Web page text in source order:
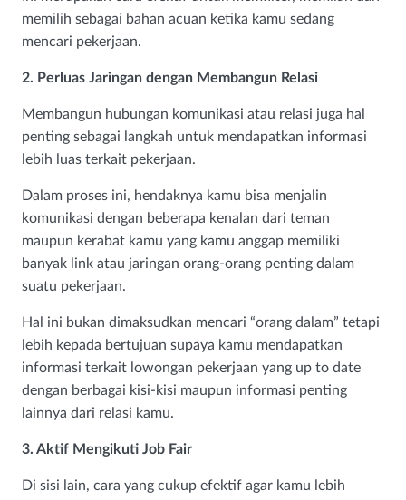
memilih sebagai bahan acuan ketika kamu sedang
mencari pekerjaan.
2. Perluas Jaringan dengan Membangun Relasi
Membangun hubungan komunikasi atau relasi juga hal
penting sebagai langkah untuk mendapatkan informasi
lebih luas terkait pekerjaan.
Dalam proses ini, hendaknya kamu bisa menjalin
komunikasi dengan beberapa kenalan dari teman
maupun kerabat kamu yang kamu anggap memiliki
banyak link atau jaringan orang-orang penting dalam
suatu pekerjaan.
Hal ini bukan dimaksudkan mencari “orang dalam” tetapi
lebih kepada bertujuan supaya kamu mendapatkan
informasi terkait lowongan pekerjaan yang up to date
dengan berbagai kisi-kisi maupun informasi penting
lainnya dari relasi kamu.
3. Aktif Mengikuti Job Fair
Di sisi lain, cara yang cukup efektif agar kamu lebih